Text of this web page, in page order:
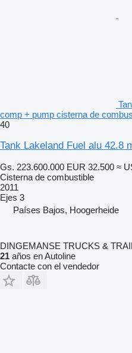
comp + pump cisterna de
40
Tank Lakeland Fuel alu 42.8
Gs. 223.600.000 EUR 32.500 ≈
Cisterna de combustible
2011
Ejes 3
Países Bajos, Hoogerheide
DINGEMANSE TRUCKS &
21 años en Autoline
Contacte con el vendedor